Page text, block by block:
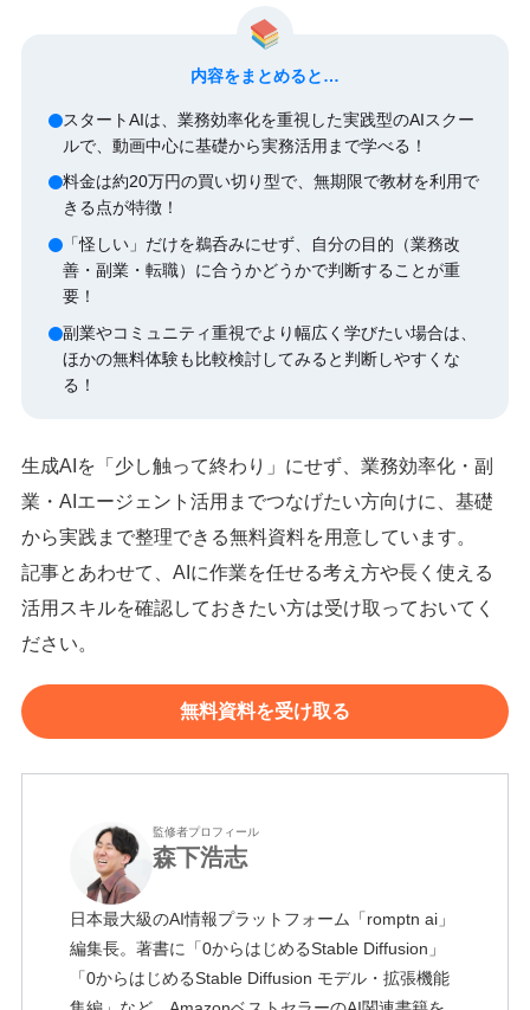
内容をまとめると…
スタートAIは、業務効率化を重視した実践型のAIスクー
ルで、動画中心に基礎から実務活用まで学べる！
料金は約20万円の買い切り型で、無期限で教材を利用で
きる点が特徴！
「怪しい」だけを鵜呑みにせず、自分の目的（業務改
善・副業・転職）に合うかどうかで判断することが重
要！
副業やコミュニティ重視でより幅広く学びたい場合は、
ほかの無料体験も比較検討してみると判断しやすくな
る！
生成AIを「少し触って終わり」にせず、業務効率化・副
業・AIエージェント活用までつなげたい方向けに、基礎
から実践まで整理できる無料資料を用意しています。
記事とあわせて、AIに作業を任せる考え方や長く使える
活用スキルを確認しておきたい方は受け取っておいてく
ださい。
無料資料を受け取る
監修者プロフィール
森下浩志
日本最大級のAI情報プラットフォーム「romptn ai」
編集長。著書に「0からはじめるStable Diffusion」
「0からはじめるStable Diffusion モデル・拡張機能